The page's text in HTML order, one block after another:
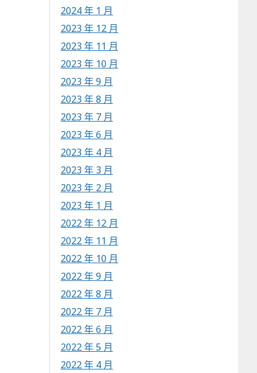
2024 年 1 月
2023 年 12 月
2023 年 11 月
2023 年 10 月
2023 年 9 月
2023 年 8 月
2023 年 7 月
2023 年 6 月
2023 年 4 月
2023 年 3 月
2023 年 2 月
2023 年 1 月
2022 年 12 月
2022 年 11 月
2022 年 10 月
2022 年 9 月
2022 年 8 月
2022 年 7 月
2022 年 6 月
2022 年 5 月
2022 年 4 月